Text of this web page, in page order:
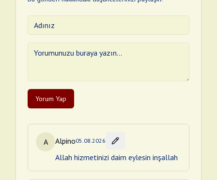
Yorum Yap
A Alpino05.08.2026
Allah hizmetinizi daim eylesin inşallah